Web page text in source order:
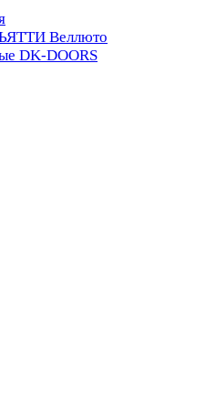
Веллюто
DK-DOORS